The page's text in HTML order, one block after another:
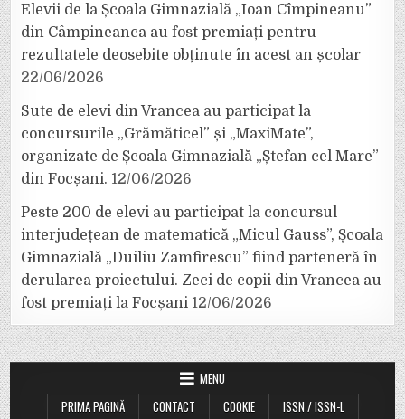
Elevii de la Școala Gimnazială „Ioan Cîmpineanu”
din Câmpineanca au fost premiați pentru
rezultatele deosebite obținute în acest an școlar
22/06/2026
Sute de elevi din Vrancea au participat la
concursurile „Grămăticel” și „MaxiMate”,
organizate de Școala Gimnazială „Ștefan cel Mare”
din Focșani. 12/06/2026
Peste 200 de elevi au participat la concursul
interjudețean de matematică „Micul Gauss”, Școala
Gimnazială „Duiliu Zamfirescu” fiind parteneră în
derularea proiectului. Zeci de copii din Vrancea au
fost premiați la Focșani 12/06/2026
MENU
PRIMA PAGINĂ
CONTACT COOKIE
ISSN / ISSN-L